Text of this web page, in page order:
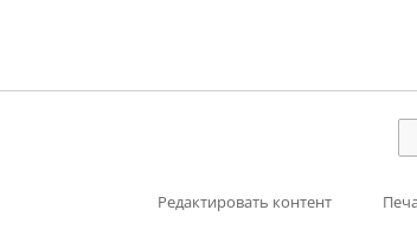
Редактировать контент